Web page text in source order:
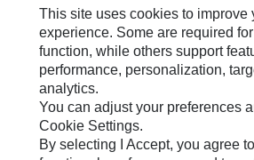
Mes Préférences Marketing
Plan Du Site
Cookie Settings
Mentions Légales
Confidentialité
This site uses cookies to improve
experience. Some are required
function, while others support
performance, personalization,
analytics.
You can adjust your preferences
Cookie Settings.
By selecting I Accept, you agree